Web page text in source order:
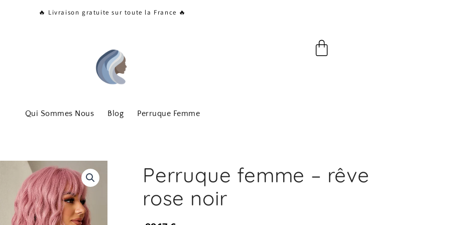
🔥 Livraison gratuite sur toute la France 🔥
Panier
Qui Sommes Nous Blog Perruque Femme
Perruque femme – rêve
rose noir